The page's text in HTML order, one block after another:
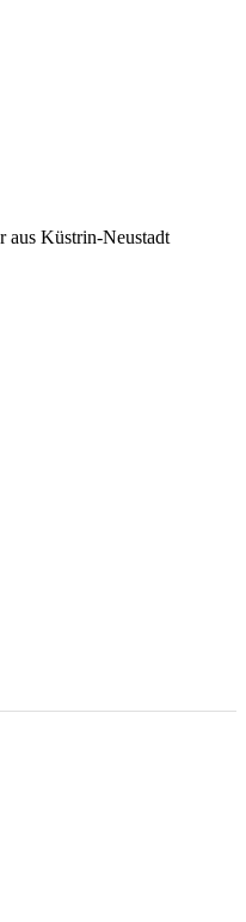
aus Küstrin-Neustadt